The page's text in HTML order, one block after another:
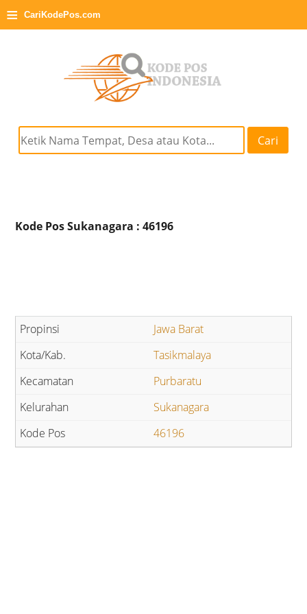
≡ CariKodePos.com
Cari
Kode Pos Sukanagara : 46196
Jawa Barat
Tasikmalaya
Purbaratu
Sukanagara
46196